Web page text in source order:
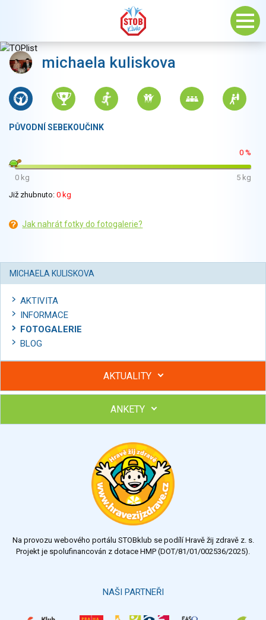
michaela kuliskova
PŮVODNÍ SEBEKOUČINK
0 %
0 kg
5 kg
Již zhubnuto: 0 kg
Jak nahrát fotky do fotogalerie?
MICHAELA KULISKOVA
AKTIVITA
INFORMACE
FOTOGALERIE
BLOG
AKTUALITY
Hubněte s podporou lektorky a skupiny v kurzech STOBu
Chcete poradit s hubnutím? Najděte si odborníka STOBu ve
ANKETY
Výsledky Všechny ankety
Na provozu webového portálu STOBklub se podílí Hravě žij zdravě z. s.
Projekt je spolufinancován z dotace HMP (DOT/81/01/002536/2025).
NAŠI PARTNEŘI